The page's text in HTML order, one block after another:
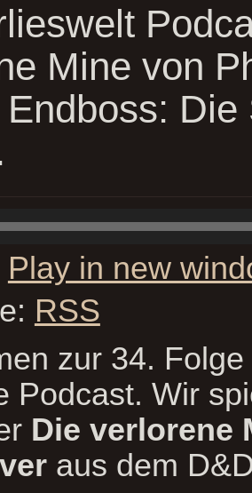
Mine von
Endboss:
Play in new
RSS
zur 34.
Podcast. Wir
Die verlorene
aus dem